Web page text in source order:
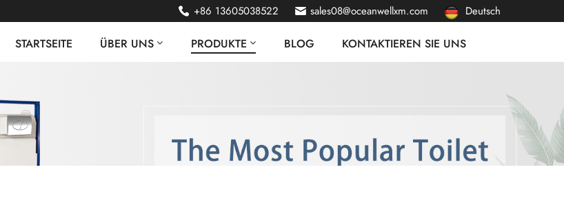
+86 13605038522 sales08@oceanwellxm.com Deutsch
italiano
STARTSEITE ÜBER UNS PRODUKTE BLOG KONTAKTIEREN SIE UNS